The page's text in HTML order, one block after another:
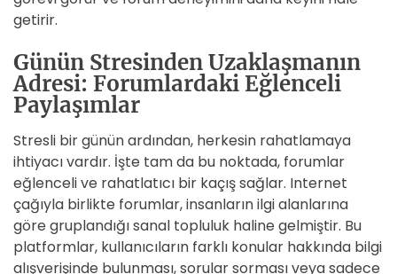
getirir.
Günün Stresinden Uzaklaşmanın
Adresi: Forumlardaki Eğlenceli
Paylaşımlar
Stresli bir günün ardından, herkesin rahatlamaya
ihtiyacı vardır. İşte tam da bu noktada, forumlar
eğlenceli ve rahatlatıcı bir kaçış sağlar. Internet
çağıyla birlikte forumlar, insanların ilgi alanlarına
göre gruplandığı sanal topluluk haline gelmiştir. Bu
platformlar, kullanıcıların farklı konular hakkında bilgi
alışverişinde bulunması, sorular sorması veya sadece